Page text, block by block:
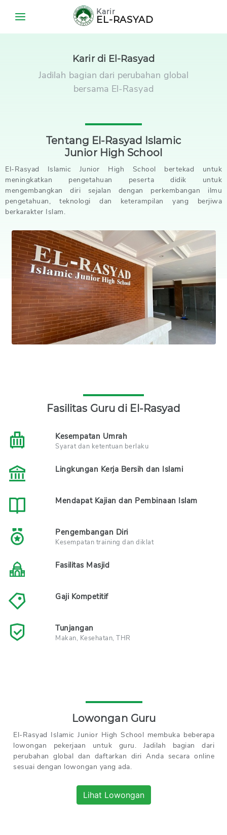
Karir
EL-RASYAD
Karir di El-Rasyad
Jadilah bagian dari perubahan global
bersama El-Rasyad
Tentang El-Rasyad Islamic
Junior High School
El-Rasyad Islamic Junior High School bertekad untuk
meningkatkan pengetahuan peserta didik untuk
mengembangkan diri sejalan dengan perkembangan ilmu
pengetahuan, teknologi dan keterampilan yang berjiwa
berkarakter Islam.
Fasilitas Guru di El-Rasyad
Kesempatan Umrah
Syarat dan ketentuan berlaku
Lingkungan Kerja Bersih dan Islami
Mendapat Kajian dan Pembinaan Islam
Pengembangan Diri
Kesempatan training dan diklat
Fasilitas Masjid
Gaji Kompetitif
Tunjangan
Makan, Kesehatan, THR
Lowongan Guru
El-Rasyad Islamic Junior High School membuka beberapa
lowongan pekerjaan untuk guru. Jadilah bagian dari
perubahan global dan daftarkan diri Anda secara online
sesuai dengan lowongan yang ada.
Lihat Lowongan